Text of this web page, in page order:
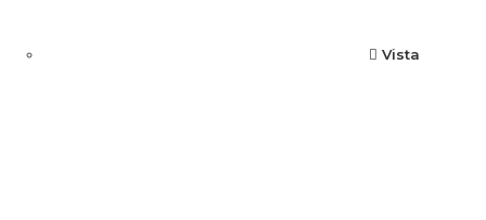
Vista